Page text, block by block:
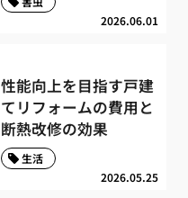
2026.06.01
性能向上を目指す戸建
てリフォームの費用と
断熱改修の効果
2026.05.25
生活